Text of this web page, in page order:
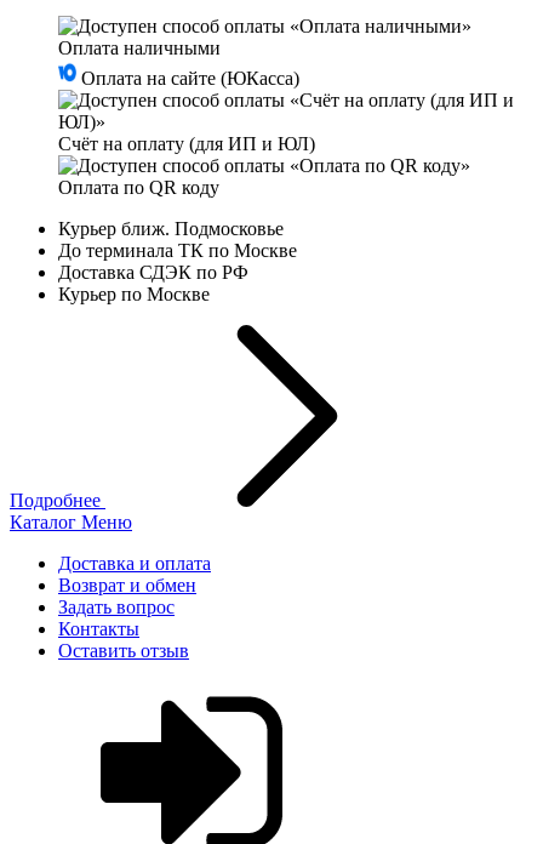
Оплата наличными
Оплата на сайте (ЮКасса)
Счёт на оплату (для ИП и ЮЛ)
Оплата по QR коду
Курьер ближ. Подмосковье
До терминала ТК по Москве
Доставка СДЭК по РФ
Курьер по Москве
Подробнее
Каталог Меню
Доставка и оплата
Возврат и обмен
Задать вопрос
Контакты
Оставить отзыв